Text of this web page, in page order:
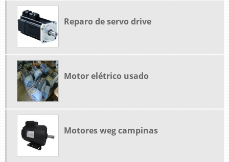
Reparo de servo drive
Motor elétrico usado
Motores weg campinas